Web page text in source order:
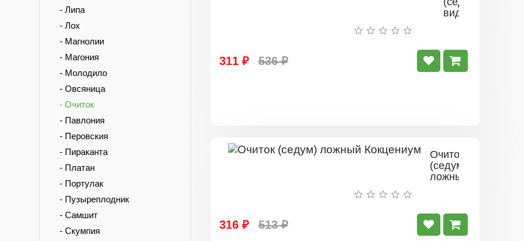
- Липа
- Лох
- Магнолии
- Магония
- Молодило
- Овсяница
- Очиток
- Павлония
- Перовския
- Пираканта
- Платан
- Портулак
- Пузыреплодник
- Самшит
- Скумпия
видный
311 ₽ 536 ₽
Очиток
(седум)
ложный
316 ₽ 513 ₽